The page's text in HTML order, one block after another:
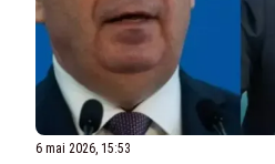
6 mai 2026, 15:53